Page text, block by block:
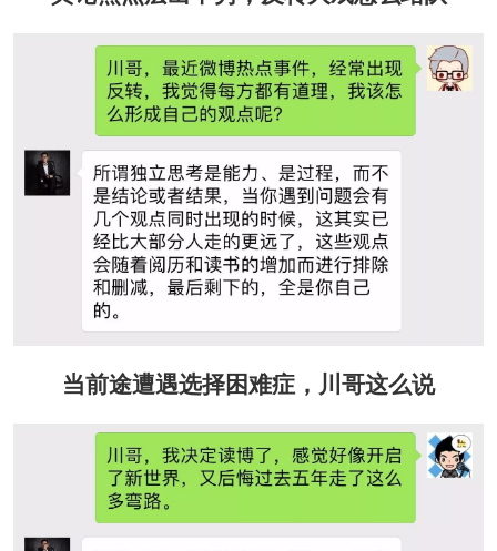
当前途遭遇选择困难症，川哥这么说